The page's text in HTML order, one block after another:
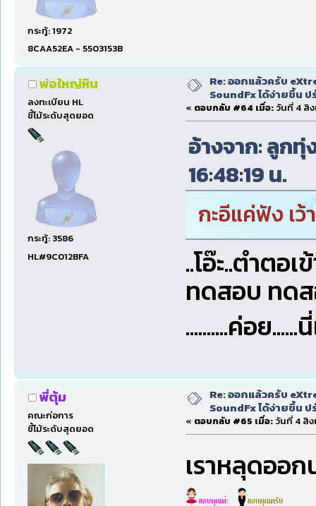
กระทู้: 1972
8CAA52EA - 5503153B
พ่อใหญ่หิน
ลงทะเบียน HL
ขี้โม้ระดับสุดยอด
กระทู้: 3586
HL#9C012BFA
Re: ออกแล้วครับ
SoundFx ได้ง่ายขึ้น
« ตอบกลับ #64 เมื่อ: วันที่ 4 สิ
อ้างจาก: ลูก
16:48:19 น.
กะอีแค่ฟัง เว้
..โอ๊ะ..ตำตอ
ทดสอบ ทดส
..........ค่อย
พี่ตุ้ม
คณะก่อการ
ขี้โม้ระดับสุดยอด
Re: ออกแล้วครับ
SoundFx ได้ง่ายขึ้น
« ตอบกลับ #65 เมื่อ: วันที่ 4 สิ
เราหลุดออ